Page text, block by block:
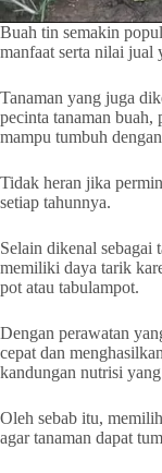
Buah tin semakin
manfaat serta nilai jual
Tanaman yang juga
pecinta tanaman buah,
mampu tumbuh
Tidak heran jika
setiap tahunnya.
Selain dikenal sebagai
memiliki daya tarik
pot atau tabulampot.
Dengan perawatan
cepat dan
kandungan nutrisi
Oleh sebab itu,
agar tanaman dapat